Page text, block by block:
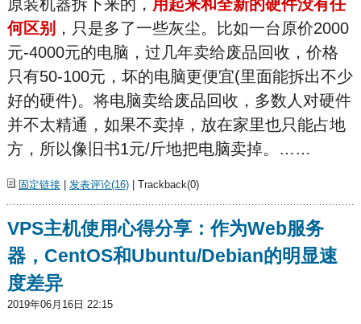
原装机器拆下来的， 用起来和全新的硬件没有任
何区别 ，只是多了一些灰尘。比如一台原价2000
元-4000元的电脑，过几年卖给废品回收，价格
只有50-100元，坏的电脑更便宜(里面能拆出不少
好的硬件)。将电脑卖给废品回收，多数人对硬件
并不太精通，如果不卖掉，放在家里也只能占地
方，所以像旧书1元/斤地把电脑卖掉。……
固定链接| 发表评论(16)| Trackback(0)
VPS主机使用心得分享：作为Web服务
器，CentOS和Ubuntu/Debian的明显速
度差异
2019年06月16日 22:15